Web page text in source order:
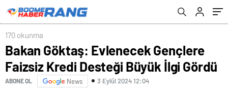
170 okunma
Bakan Göktaş: Evlenecek Gençlere
Faizsiz Kredi Desteği Büyük İlgi Gördü
ABONE OL News 3 Eylül 2024 12:04